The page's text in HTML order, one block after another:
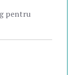
pentru